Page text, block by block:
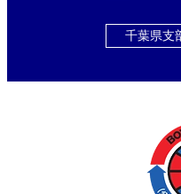
千葉県支